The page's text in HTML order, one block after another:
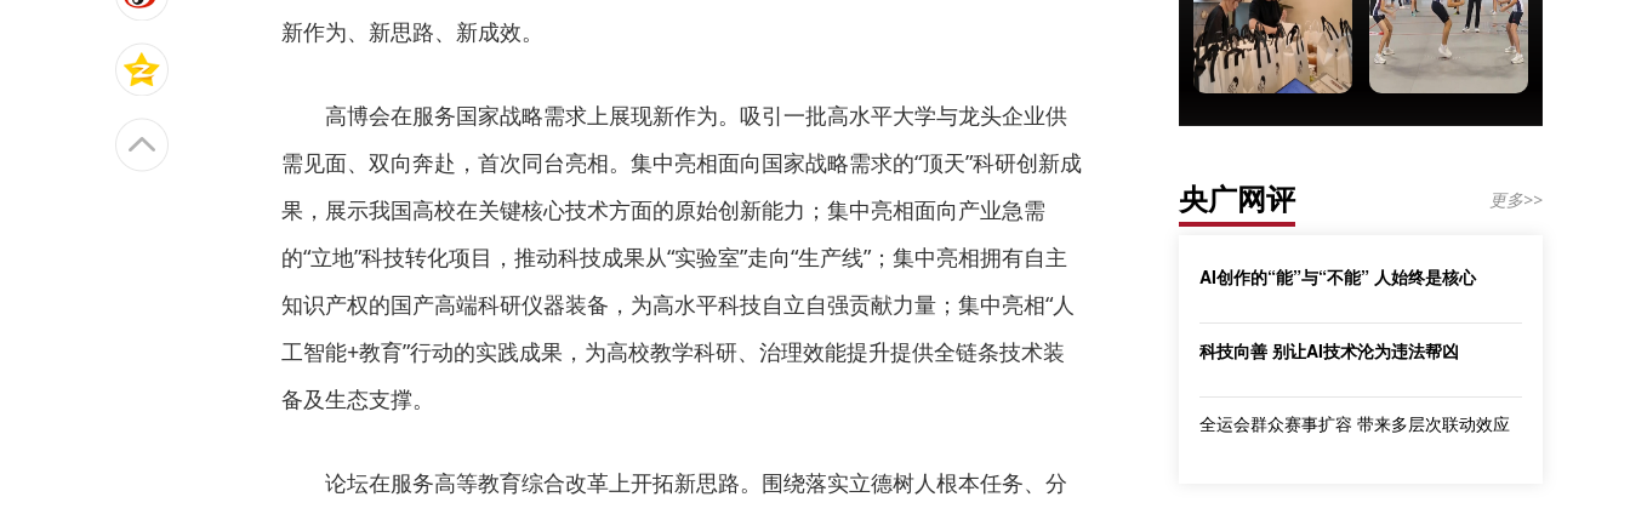
新作为、新思路、新成效。
高博会在服务国家战略需求上展现新作为。吸引一批高水平大学与龙头企业供
需见面、双向奔赴，首次同台亮相。集中亮相面向国家战略需求的“顶天”科研创新成
果，展示我国高校在关键核心技术方面的原始创新能力；集中亮相面向产业急需
的“立地”科技转化项目，推动科技成果从“实验室”走向“生产线”；集中亮相拥有自主
知识产权的国产高端科研仪器装备，为高水平科技自立自强贡献力量；集中亮相“人
工智能+教育”行动的实践成果，为高校教学科研、治理效能提升提供全链条技术装
备及生态支撑。
论坛在服务高等教育综合改革上开拓新思路。围绕落实立德树人根本任务、分
央广网评 更多>>
AI创作的“能”与“不能” 人始终是核心
科技向善 别让AI技术沦为违法帮凶
全运会群众赛事扩容 带来多层次联动效应